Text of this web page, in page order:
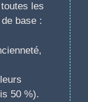
toutes les
base :
50 %).